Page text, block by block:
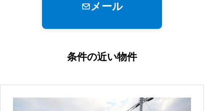
メール
条件の近い物件